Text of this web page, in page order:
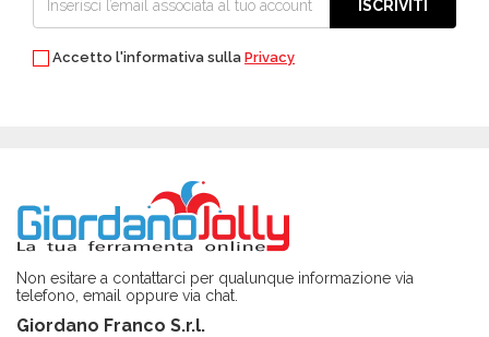
ISCRIVITI
Accetto l'informativa sulla Privacy
Non esitare a contattarci per qualunque informazione via
telefono, email oppure via chat.
Giordano Franco S.r.l.